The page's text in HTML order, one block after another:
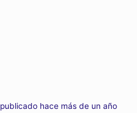
publicado hace más de un año